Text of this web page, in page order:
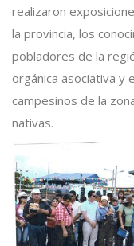
realizaron
la provincia, los
pobladores de la
orgánica asociativa y
campesinos de la
nativas.